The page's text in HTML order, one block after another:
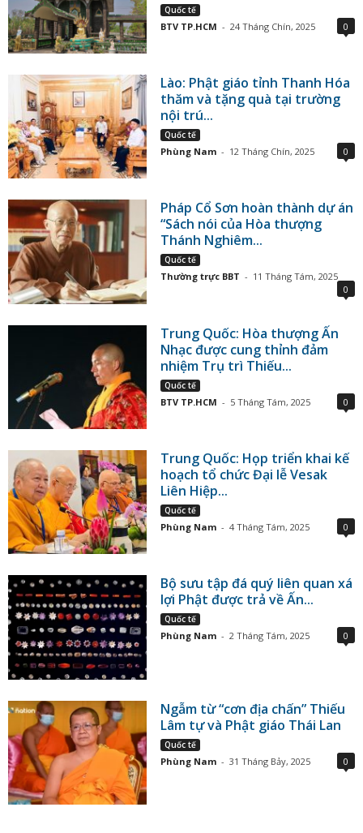
Quốc tế
BTV TP.HCM - 24 Tháng Chín, 2025 0
Lào: Phật giáo tỉnh Thanh Hóa
thăm và tặng quà tại trường
nội trú...
Quốc tế
Phùng Nam - 12 Tháng Chín, 2025 0
Pháp Cổ Sơn hoàn thành dự án
“Sách nói của Hòa thượng
Thánh Nghiêm...
Quốc tế
Thường trực BBT - 11 Tháng Tám, 2025
0
Trung Quốc: Hòa thượng Ấn
Nhạc được cung thỉnh đảm
nhiệm Trụ trì Thiếu...
Quốc tế
BTV TP.HCM - 5 Tháng Tám, 2025 0
Trung Quốc: Họp triển khai kế
hoạch tổ chức Đại lễ Vesak
Liên Hiệp...
Quốc tế
Phùng Nam - 4 Tháng Tám, 2025 0
Bộ sưu tập đá quý liên quan xá
lợi Phật được trả về Ấn...
Quốc tế
Phùng Nam - 2 Tháng Tám, 2025 0
Ngẫm từ “cơn địa chấn” Thiếu
Lâm tự và Phật giáo Thái Lan
Quốc tế
Phùng Nam - 31 Tháng Bảy, 2025 0